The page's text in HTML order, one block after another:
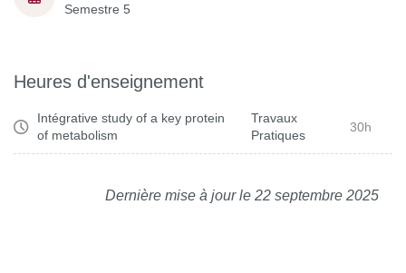
Semestre 5
Heures d'enseignement
Intégrative study of a key protein
of metabolism
Travaux
Pratiques
30h
Dernière mise à jour le 22 septembre 2025